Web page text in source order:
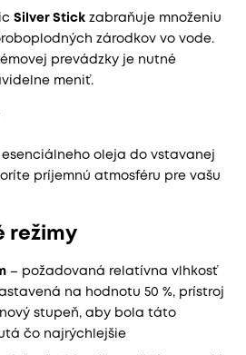
Silver Stick zabraňuje množeniu
zárodkov vo vode.
prevádzky je nutné
meniť.
oleja do vstavanej
príjemnú atmosféru pre vašu
režimy
– požadovaná relatívna vlhkosť
na hodnotu 50 %, prístroj
stupeň, aby bola táto
čo najrýchlejšie